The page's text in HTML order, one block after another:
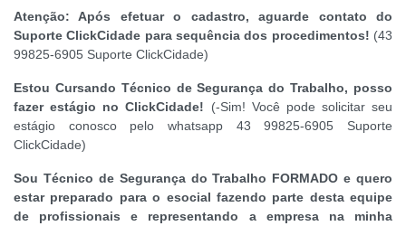
Atenção: Após efetuar o cadastro, aguarde contato do
Suporte ClickCidade para sequência dos procedimentos! (43
99825-6905 Suporte ClickCidade)
Estou Cursando Técnico de Segurança do Trabalho, posso
fazer estágio no ClickCidade! (-Sim! Você pode solicitar seu
estágio conosco pelo whatsapp 43 99825-6905 Suporte
ClickCidade)
Sou Técnico de Segurança do Trabalho FORMADO e quero
estar preparado para o esocial fazendo parte desta equipe
de profissionais e representando a empresa na minha